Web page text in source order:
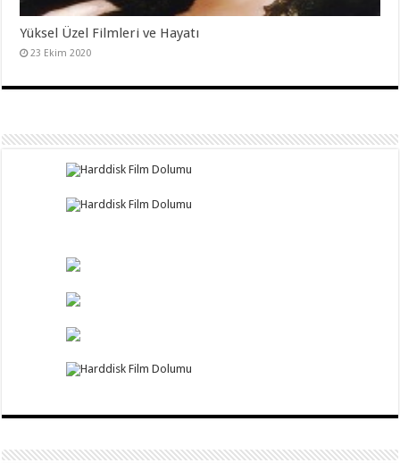
Yüksel Üzel Filmleri ve Hayatı
23 Ekim 2020